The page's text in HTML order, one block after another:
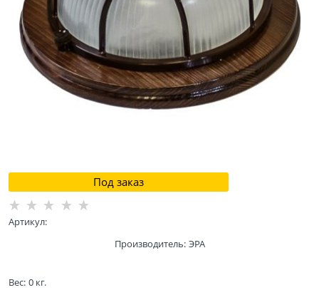
Под заказ
Артикул:
Производитель: ЭРА
Вес: 0 кг.